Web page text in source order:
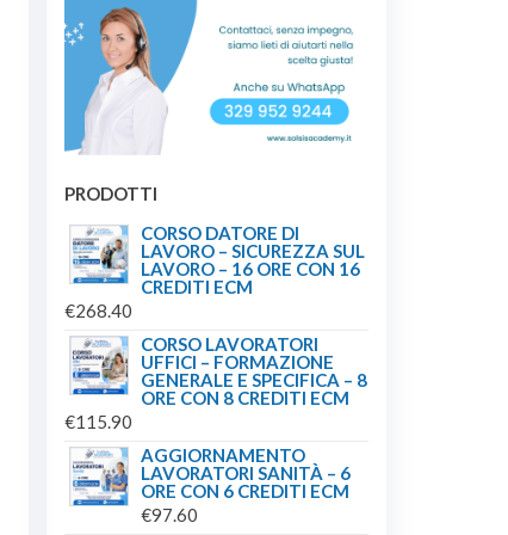
€209.00
€249.00
PRODOTTI
CORSO DATORE DI
LAVORO – SICUREZZA SUL
LAVORO – 16 ORE CON 16
CREDITI ECM
€268.40
CORSO LAVORATORI
UFFICI – FORMAZIONE
GENERALE E SPECIFICA – 8
ORE CON 8 CREDITI ECM
€115.90
AGGIORNAMENTO
LAVORATORI SANITÀ – 6
ORE CON 6 CREDITI ECM
€97.60